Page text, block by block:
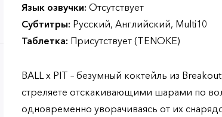
Язык озвучки: Отсутствует
Субтитры: Русский, Английский, Multi10
Таблетка: Присутствует (TENOKE)
BALL x PIT – безумный коктейль из
стреляете отскакивающими шарами по
одновременно уворачиваясь от их